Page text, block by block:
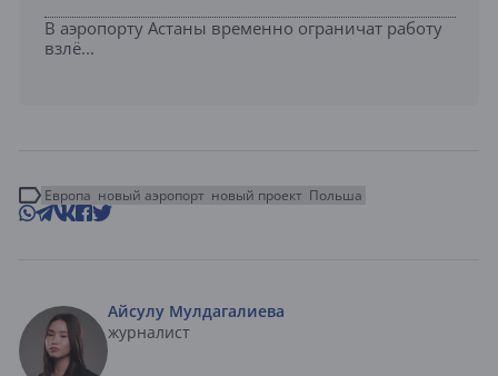
В аэропорту Астаны временно ограничат работу
взлё...
Европа новый аэропорт новый проект Польша
Айсулу Мулдагалиева
журналист